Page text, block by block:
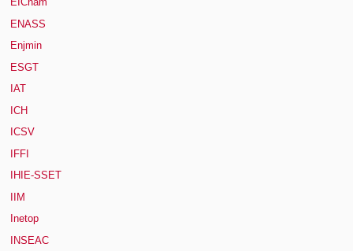
ENASS
Enjmin
ESGT
IAT
ICH
ICSV
IFFI
IHIE-SSET
IIM
Inetop
INSEAC